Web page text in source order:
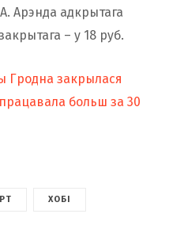
Арэнда адкрытага
– у 18 руб.
Гродна закрылася
больш за 30
ХОБІ